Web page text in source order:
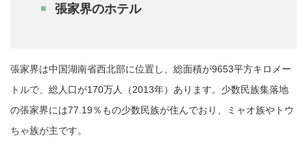
張家界のホテル
張家界は中国湖南省西北部に位置し、総面積が9653平方キロメー
トルで、総人口が170万人（2013年）あります。少数民族集落地
の張家界には77.19％もの少数民族が住んでおり、ミャオ族やトウ
ちゃ族が主です。